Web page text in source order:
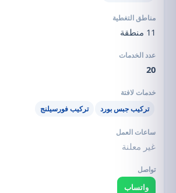
11 منطقة
20
تركيب جبس بورد تركيب فورسيلنج
غير معلنة
واتساب